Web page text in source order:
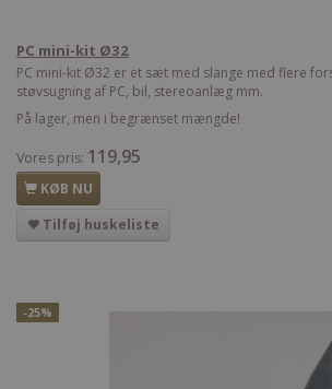
PC mini-kit Ø32
PC mini-kit Ø32 er et sæt med slange med flere
støvsugning af PC, bil, stereoanlæg mm.
På lager, men i begrænset mængde!
Vores pris: 119,95
KØB NU
Tilføj huskeliste
-25%